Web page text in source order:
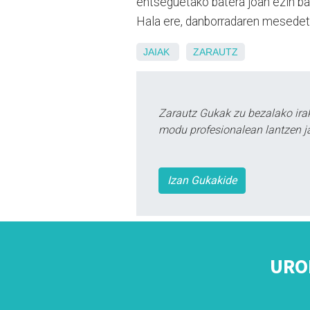
Hala ere, danborradaren
JAIAK ZARAUTZ
Zarautz Gukak zu bezalako
modu profesionalean lantzen
Izan Gukakide